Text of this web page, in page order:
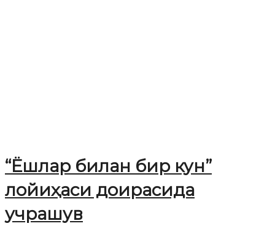
“Ёшлар билан бир кун”
лойиҳаси доирасида
учрашув